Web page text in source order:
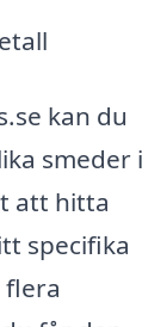
kan du
smeder i
att hitta
specifika